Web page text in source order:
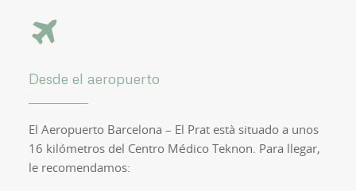
Desde el aeropuerto
El Aeropuerto Barcelona – El Prat està situado a unos
16 kilómetros del Centro Médico Teknon. Para llegar,
le recomendamos: